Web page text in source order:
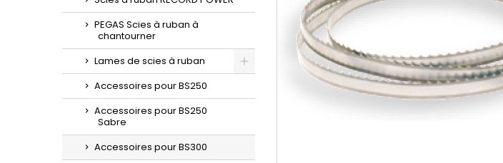
PEGAS Scies à ruban à
chantourner
Lames de scies à ruban
Toggle
Accessoires pour BS250
Accessoires pour BS250
Sabre
Accessoires pour BS300